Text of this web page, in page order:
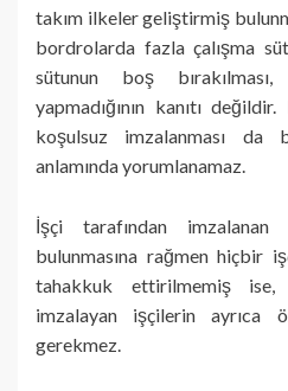
takım ilkeler geliş­tirmiş
bordrolarda fazla çalışma
sütunun boş
yapmadığının kanıtı
koşulsuz imzalanması da
anlamında yorumlanamaz.
İşçi tarafından
bulunmasına rağmen hiç­bir
tahakkuk ettirilmemiş
imzalayan işçilerin ayrıca
gerekmez.